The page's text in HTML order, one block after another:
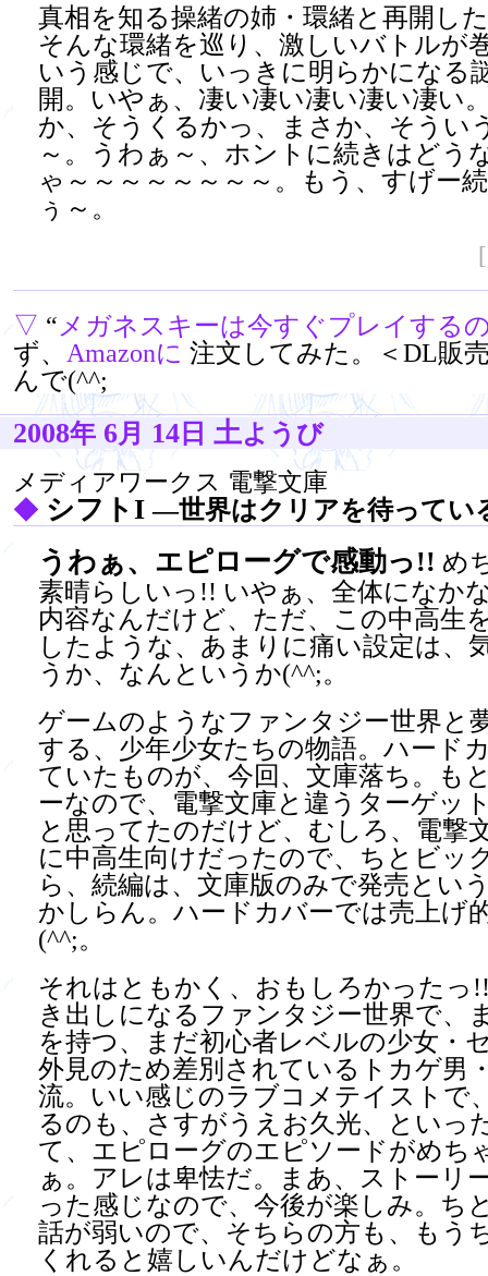
真相を知る操緒の姉・環緒と再開し
そんな環緒を巡り、激しいバトルが
いう感じで、いっきに明らかになる
開。いやぁ、凄い凄い凄い凄い凄い
か、そうくるかっ、まさか、そうい
～。うわぁ～、ホントに続きはどう
ゃ～～～～～～～～。もう、すげー
ぅ～。
▽ “ メガネスキーは今すぐプレイする
ず、 Amazonに 注文してみた。＜DL販
んで(^^;
2008年 6月 14 日 土ようび
メディアワークス 電撃文庫
◆ シフトI―世界はクリアを待って
うわぁ、エピローグで感動っ!! め
素晴らしいっ!! いやぁ、全体になか
内容なんだけど、ただ、この中高生
したような、あまりに痛い設定は、
うか、なんというか(^^;。
ゲームのようなファンタジー世界と
する、少年少女たちの物語。ハード
ていたものが、今回、文庫落ち。も
ーなので、電撃文庫と違うターゲッ
と思ってたのだけど、むしろ、電撃
に中高生向けだったので、ちとビッ
ら、続編は、文庫版のみで発売とい
かしらん。ハードカバーでは売上げ
(^^;。
それはともかく、おもしろかったっ
き出しになるファンタジー世界で、
を持つ、まだ初心者レベルの少女・
外見のため差別されているトカゲ男
流。いい感じのラブコメテイストで
るのも、さすがうえお久光、といっ
て、エピローグのエピソードがめち
ぁ。アレは卑怯だ。まあ、ストーリ
った感じなので、今後が楽しみ。ち
話が弱いので、そちらの方も、もう
くれると嬉しいんだけどなぁ。